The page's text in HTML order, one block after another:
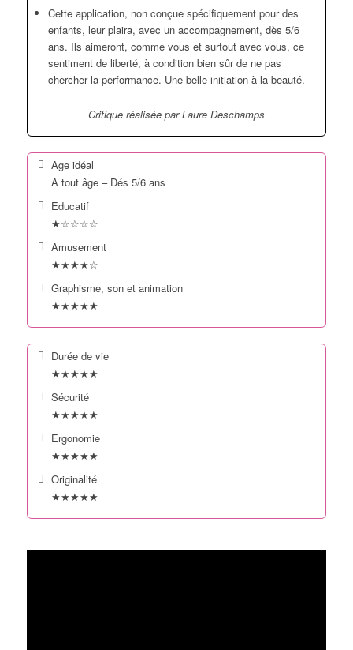
Cette application, non conçue spécifiquement pour des
enfants, leur plaira, avec un accompagnement, dès 5/6
ans. Ils aimeront, comme vous et surtout avec vous, ce
sentiment de liberté, à condition bien sûr de ne pas
chercher la performance. Une belle initiation à la beauté.
Critique réalisée par Laure Deschamps
Age idéal
A tout âge – Dés 5/6 ans
Educatif
★☆☆☆☆
Amusement
★★★★☆
Graphisme, son et animation
★★★★★
Durée de vie
★★★★★
Sécurité
★★★★★
Ergonomie
★★★★★
Originalité
★★★★★